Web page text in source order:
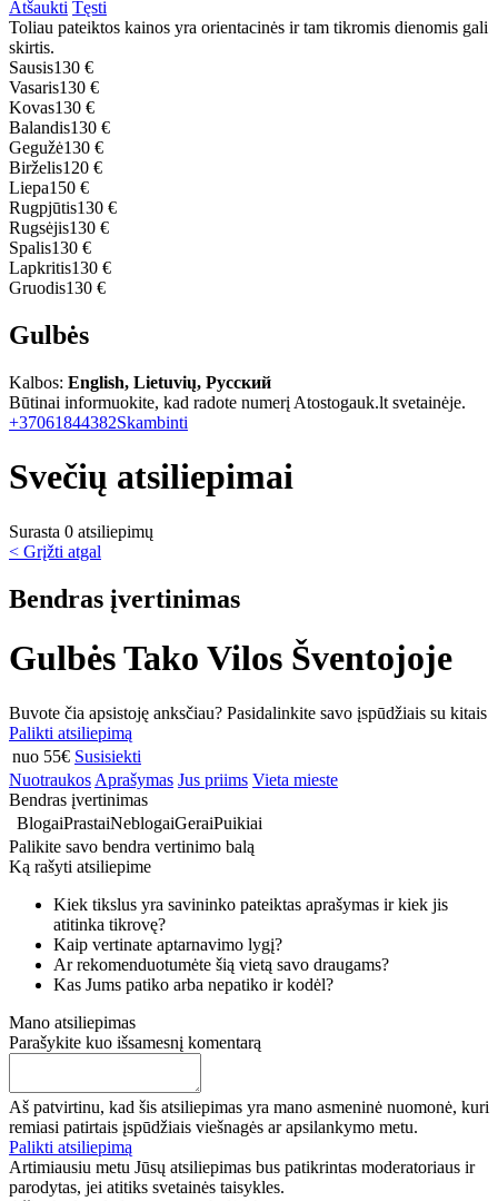
Atšaukti Tęsti
Toliau pateiktos kainos yra orientacinės ir tam tikromis dienomis gali
skirtis.
Sausis130 €
Vasaris130 €
Kovas130 €
Balandis130 €
Gegužė130 €
Birželis120 €
Liepa150 €
Rugpjūtis130 €
Rugsėjis130 €
Spalis130 €
Lapkritis130 €
Gruodis130 €
Gulbės
Kalbos: English, Lietuvių, Русский
Būtinai informuokite, kad radote numerį Atostogauk.lt svetainėje.
+37061844382Skambinti
Svečių atsiliepimai
Surasta 0 atsiliepimų
< Grįžti atgal
Bendras įvertinimas
Gulbės Tako Vilos Šventojoje
Buvote čia apsistoję anksčiau? Pasidalinkite savo įspūdžiais su kitais
Palikti atsiliepimą
nuo 55€ Susisiekti
Nuotraukos Aprašymas Jus priims Vieta mieste
Bendras įvertinimas
BlogaiPrastaiNeblogaiGeraiPuikiai
Palikite savo bendra vertinimo balą
Ką rašyti atsiliepime
Kiek tikslus yra savininko pateiktas aprašymas ir kiek jis
atitinka tikrovę?
Kaip vertinate aptarnavimo lygį?
Ar rekomenduotumėte šią vietą savo draugams?
Kas Jums patiko arba nepatiko ir kodėl?
Mano atsiliepimas
Parašykite kuo išsamesnį komentarą
Aš patvirtinu, kad šis atsiliepimas yra mano asmeninė nuomonė, kuri
remiasi patirtais įspūdžiais viešnagės ar apsilankymo metu.
Palikti atsiliepimą
Artimiausiu metu Jūsų atsiliepimas bus patikrintas moderatoriaus ir
parodytas, jei atitiks svetainės taisykles.